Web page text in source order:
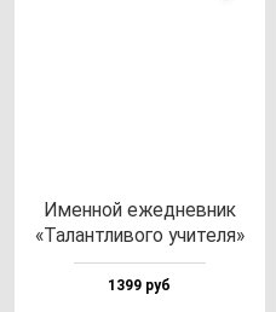
Имен­ной ежед­нев­ник
«Талан­тли­во­го учи­те­ля»
1399 руб